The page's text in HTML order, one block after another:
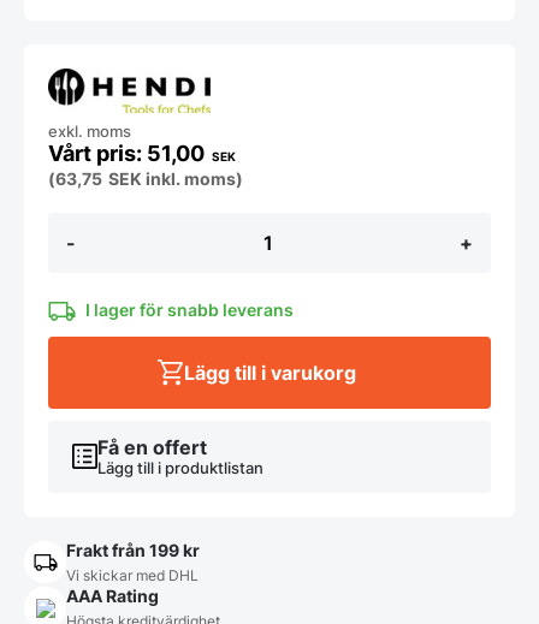
-
från
+
51,00 SEK
exkl. moms
(63,75 SEK inkl. moms)
I lager för snabb leverans
Få en offert
Lägg till i produktlistan
Lägg till i varukorg
Frakt från 199 kr
Vi skickar med DHL
AAA Rating